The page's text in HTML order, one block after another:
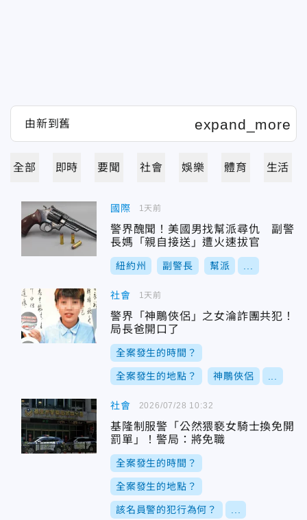
全部 即時 要聞 社會 娛樂 體育 生活
國際
警界醜聞！美國男找幫派尋仇 副警
長媽「親自接送」遭火速拔官
紐約州 副警長 幫派
1天前
社會
警界「神鵰俠侶」之女淪詐團共犯！
局長爸開口了
全案發生的時間？
全案發生的地點？ 神鵰俠侶
1天前
社會
基隆制服警「公然猥褻女騎士換免開
罰單」！警局：將免職
全案發生的時間？
全案發生的地點？
該名員警的犯行為何？
2026/07/28 10:32